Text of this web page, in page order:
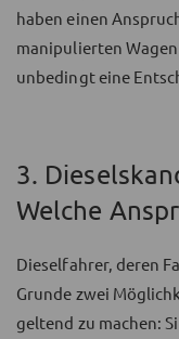
haben einen
manipulierten
unbedingt eine
3.
Welche
Dieselfahrer, deren
Grunde zwei
geltend zu machen: